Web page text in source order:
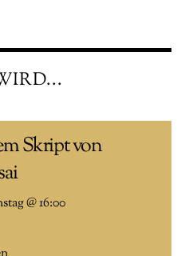
Skript von
@16:00